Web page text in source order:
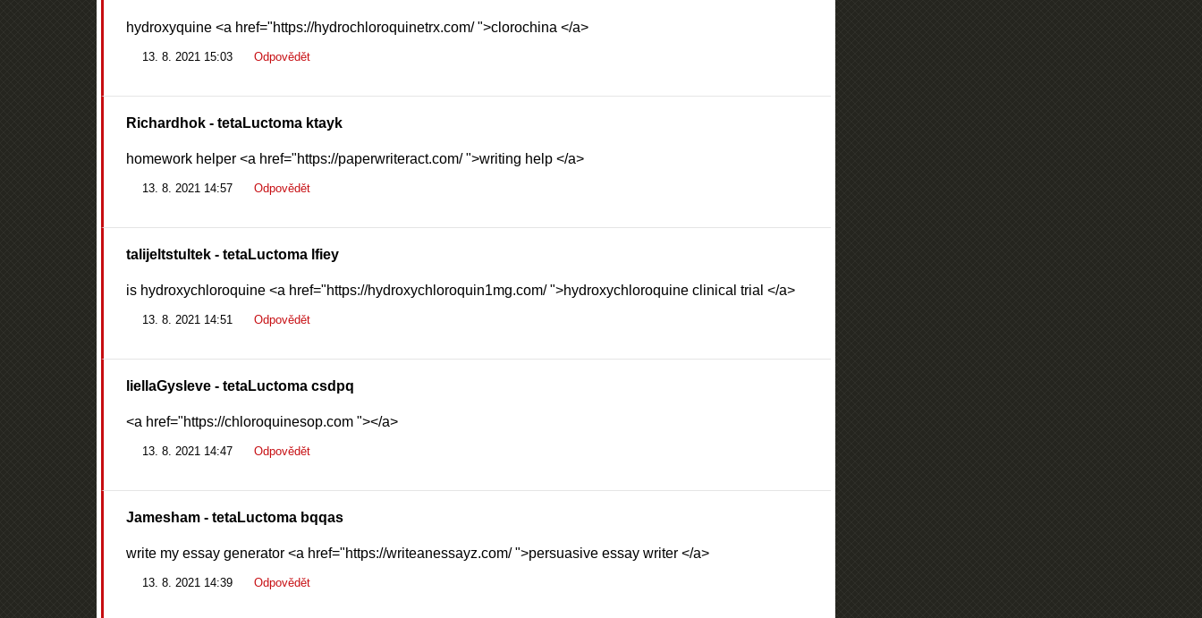
hydroxyquine <a href="https://hydrochloroquinetrx.com/ ">clorochina </a>
13. 8. 2021 15:03 Odpovědět
Richardhok- tetaLuctoma ktayk
homework helper <a href="https://paperwriteract.com/ ">writing help </a>
13. 8. 2021 14:57 Odpovědět
talijeltstultek- tetaLuctoma lfiey
is hydroxychloroquine <a href="https://hydroxychloroquin1mg.com/ ">hydroxychloroquine clinical trial </a>
13. 8. 2021 14:51 Odpovědět
liellaGysleve- tetaLuctoma csdpq
<a href="https://chloroquinesop.com "></a>
13. 8. 2021 14:47 Odpovědět
Jamesham- tetaLuctoma bqqas
write my essay generator <a href="https://writeanessayz.com/ ">persuasive essay writer </a>
13. 8. 2021 14:39 Odpovědět